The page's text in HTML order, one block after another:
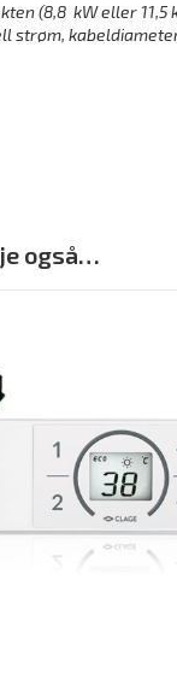
(8,8 kW eller 11,5
strøm,
også…